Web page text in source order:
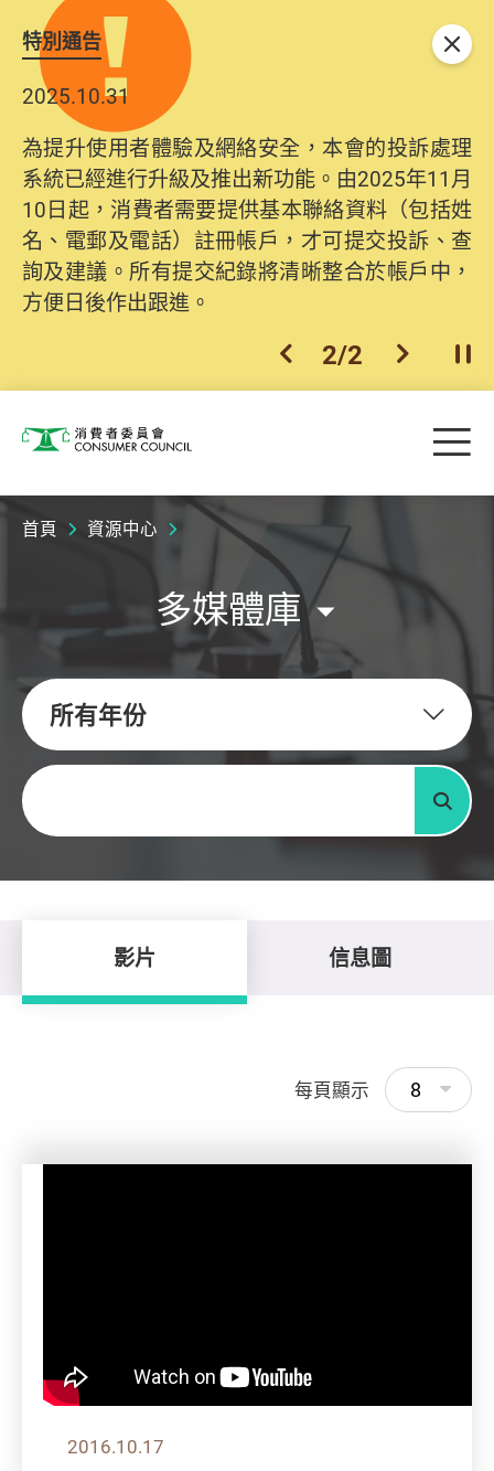
特別通告
2025.10.31
為提升使用者體驗及網絡安全，本會的投訴處理
系統已經進行升級及推出新功能。由2025年11月
10日起，消費者需要提供基本聯絡資料（包括姓
名、電郵及電話）註冊帳戶，才可提交投訴、查
詢及建議。所有提交紀錄將清晰整合於帳戶中，
方便日後作出跟進。
上一個
2/2 下一個開
關閉
消費者委員會 目
首頁 資源中心
多媒體庫
所有年份
關鍵字
搜尋
影片 信息圖
每頁顯示 8
2016.10.17